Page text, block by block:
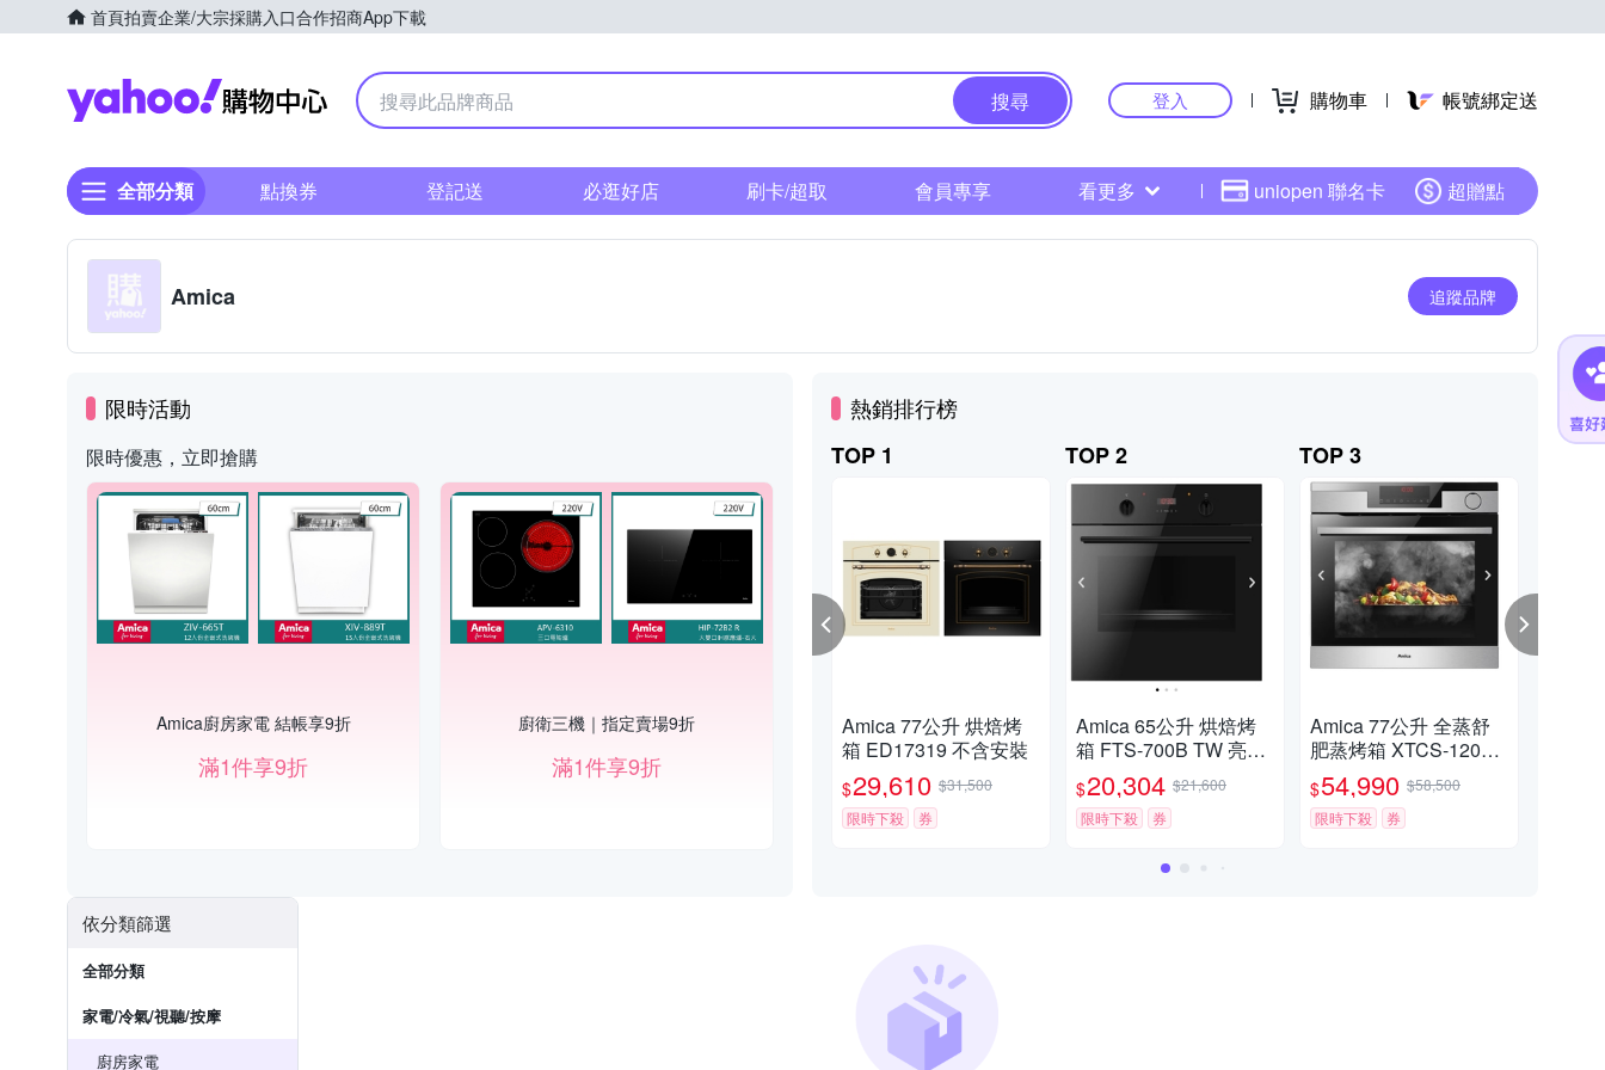
首頁拍賣企業/大宗採購入口合作招商App下載
Yahoo購物中心
搜尋 登入 購物車 帳號綁定送
全部分類 點換券 登記送 必逛好店 刷卡/超取 會員專享 看更多 uniopen 聯名卡 超贈點
Amica 追蹤品牌
限時活動
限時優惠，立即搶購
Amica廚房家電 結帳享9折
滿1件享9折
廚衛三機｜指定賣場9折
滿1件享9折
熱銷排行榜
TOP 1
Amica 77公升 烘焙烤
箱 ED17319 不含安裝
$29,610 $31,500
限時下殺
券
TOP 2
Amica 65公升 烘焙烤
箱 FTS-700B TW 亮黑
色 不含安裝
$20,304 $21,600
限時下殺
券
TOP 3
Amica 77公升 全蒸舒
肥蒸烤箱 XTCS-1200I
X 不含安裝
$54,990 $58,500
限時下殺
券
依分類篩選
全部分類
家電/冷氣/視聽/按摩
廚房家電